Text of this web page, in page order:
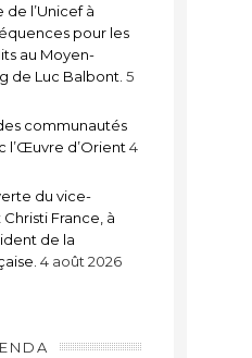
de l’Unicef à
pour les
au Moyen-
de Luc Balbont. 5
communautés
l’Œuvre d’Orient 4
du vice-
France, à
de la
4 août 2026